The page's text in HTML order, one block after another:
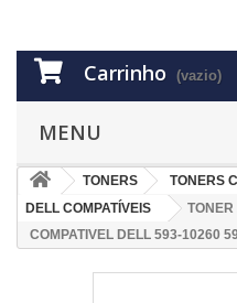
Carrinho (vazio)
MENU
TONERS
TONERS
DELL COMPATÍVEIS
COMPATIVEL DELL 593-10260